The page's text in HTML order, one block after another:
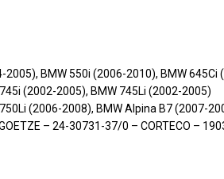
2005), BMW 550i (2006-2010), BMW 645Ci
(2002-2005), BMW 745Li (2002-2005)
(2006-2008), BMW Alpina B7 (2007-
– 24-30731-37/0 – CORTECO –